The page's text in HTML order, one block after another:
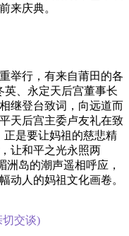
来庆典。
举行，有来自莆田的各
英、永定天后宫董事长
继登台致词，向远道而
天后宫主委卢友礼在致
是要让妈祖的慈悲精
让和平之光永照两
岛的潮声遥相呼应，
动人的妈祖文化画卷。
切交谈)